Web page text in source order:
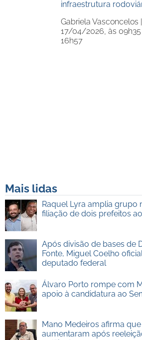
infraestrutura
Gabriela Vasconcelos |
17/04/2026, às
16h57
Mais lidas
Raquel Lyra amplia grupo
filiação de dois prefeitos
Após divisão de bases de
Fonte, Miguel Coelho
deputado federal
Álvaro Porto rompe com
apoio à candidatura ao
Mano Medeiros afirma
aumentaram após